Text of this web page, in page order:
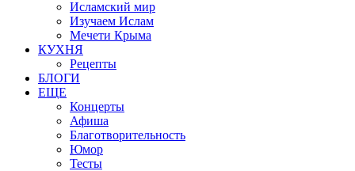
Исламский мир
Изучаем Ислам
Мечети Крыма
КУХНЯ
Рецепты
БЛОГИ
ЕЩЕ
Концерты
Афиша
Благотворительность
Юмор
Тесты